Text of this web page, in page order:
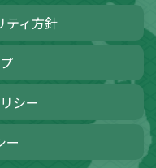
ティ方針
シー
ー